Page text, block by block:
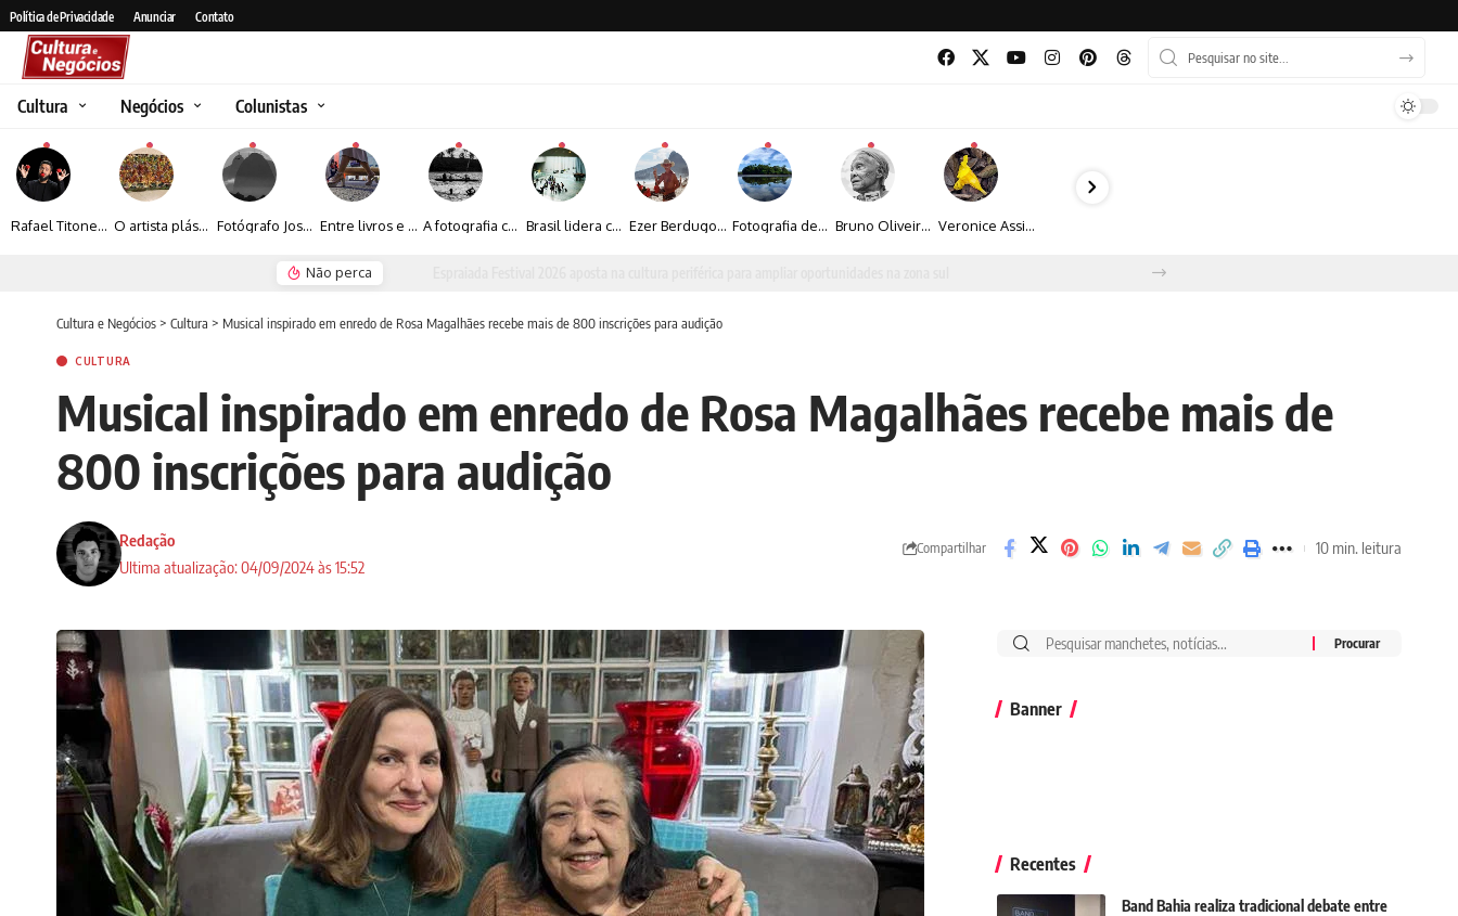
Política de Privacidade Anunciar Contato
Cultura Negócios Colunistas
Rafael Titonelly leva magia e acolhimento a crianças em tratamento oncológico em Juiz de Fora O artista plástico Jorge Luiz transforma sustentabilidade e criatividade em arte contemporânea Fotógrafo José Roberto apresenta um olhar sensível sobre arquitetura, formas e luz na fotografia Entre livros e fotografia autoral, Sebastião Reis consolida uma trajetória marcada pelo olhar artístico A fotografia contemporânea de Cynthia Feyh Jappur entre luz, movimento e arte Brasil lidera crescimento entre os 15 maiores mercados globais de viagens corporativas Ezer Berdugo transforma experiências multiculturais e memórias em narrativas visuais por meio da fotografia Fotografia de Fátima Carlini transforma paisagens naturais em experiências de contemplação Bruno Oliveira retrata o cotidiano urbano por meio da fotografia em preto e branco Veronice Assini Saes transforma a natureza em fotografias marcadas pela sensibilidade
Não perca
Cultura e Negócios > Cultura > Musical inspirado em enredo de Rosa Magalhães recebe mais de 800 inscrições para audição
CULTURA
Musical inspirado em enredo de Rosa Magalhães recebe mais de
800 inscrições para audição
Ultima atualização: 04/09/2024 às 15:52
Redação Compartilhar 10 min. leitura
Banner
Recentes
Band Bahia realiza tradicional debate entre